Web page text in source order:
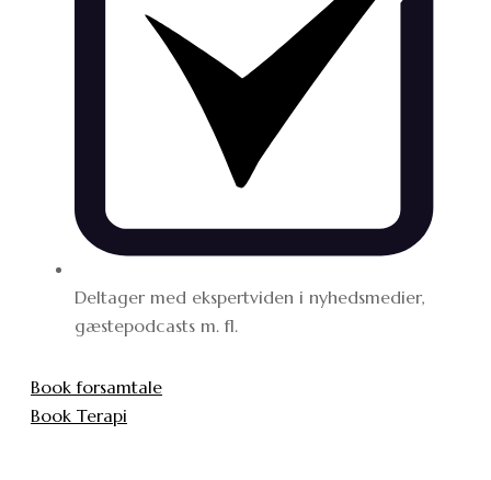
Deltager med ekspertviden i nyhedsmedier,
gæstepodcasts m. fl.
Book forsamtale
Book Terapi